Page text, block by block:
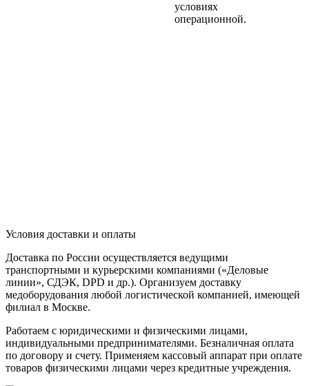
условиях
операционной.
Условия доставки и оплаты
Доставка по России осуществляется ведущими
транспортными и курьерскими компаниями («Деловые
линии», СДЭК, DPD и др.). Организуем доставку
медоборудования любой логистической компанией, имеющей
филиал в Москве.
Работаем с юридическими и физическими лицами,
индивидуальными предпринимателями. Безналичная оплата
по договору и счету. Применяем кассовый аппарат при оплате
товаров физическими лицами через кредитные учреждения.